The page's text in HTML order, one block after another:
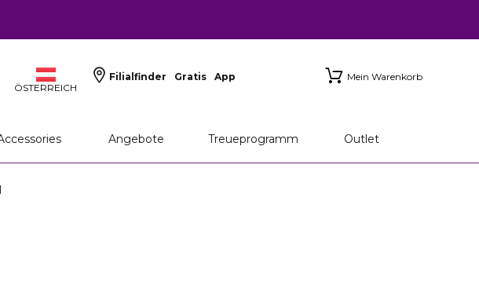
ÖSTERREICH
Filialfinder Gratis App Mein Warenkorb
Angebote Treueprogramm Outlet